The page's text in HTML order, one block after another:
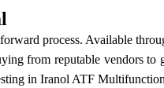
process. Available
from reputable vendors
in Iranol ATF